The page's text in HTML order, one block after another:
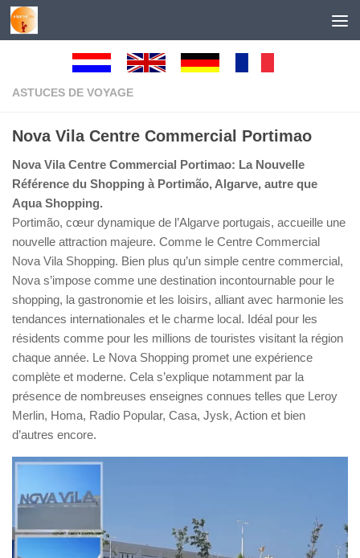
Au dessous du contenu
ASTUCES DE VOYAGE
Nova Vila Centre Commercial Portimao
Nova Vila Centre Commercial Portimao: La Nouvelle
Référence du Shopping à Portimão, Algarve, autre que
Aqua Shopping.
Portimão, cœur dynamique de l’Algarve portugais, accueille une
nouvelle attraction majeure. Comme le Centre Commercial
Nova Vila Shopping. Bien plus qu’un simple centre commercial,
Nova s’impose comme une destination incontournable pour le
shopping, la gastronomie et les loisirs, alliant avec harmonie les
tendances internationales et le charme local. Idéal pour les
résidents comme pour les millions de touristes visitant la région
chaque année. Le Nova Shopping promet une expérience
complète et moderne. Cela s’explique notamment par la
présence de nombreuses enseignes connues telles que Leroy
Merlin, Homa, Radio Popular, Casa, Jysk, Action et bien
d’autres encore.